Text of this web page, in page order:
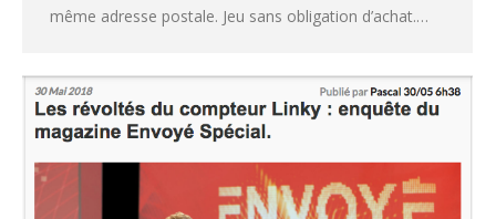
même adresse postale. Jeu sans obligation d’achat.…